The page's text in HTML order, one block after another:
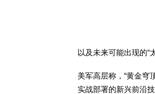
以及未来可能出现的“
美军高层称，“黄金穹
实战部署的新兴前沿技